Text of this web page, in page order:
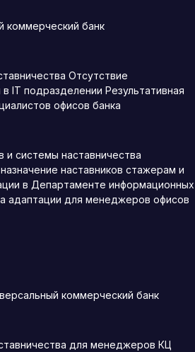
коммерческий банк
Отсутствие
IT подразделении Результативная
офисов банка
и системы наставничества
наставников стажерам и
в Департаменте информационных
адаптации для менеджеров офисов
коммерческий банк
для менеджеров КЦ